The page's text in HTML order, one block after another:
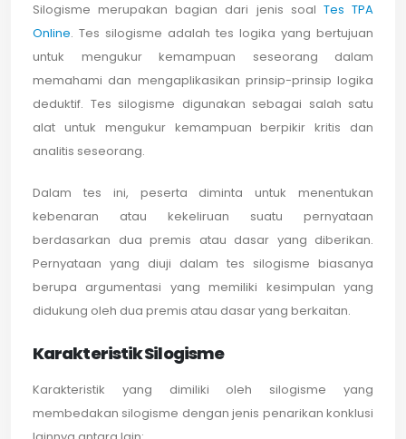
Silogisme merupakan bagian dari jenis soal Tes TPA
Online. Tes silogisme adalah tes logika yang bertujuan
untuk mengukur kemampuan seseorang dalam
memahami dan mengaplikasikan prinsip-prinsip logika
deduktif. Tes silogisme digunakan sebagai salah satu
alat untuk mengukur kemampuan berpikir kritis dan
analitis seseorang.
Dalam tes ini, peserta diminta untuk menentukan
kebenaran atau kekeliruan suatu pernyataan
berdasarkan dua premis atau dasar yang diberikan.
Pernyataan yang diuji dalam tes silogisme biasanya
berupa argumentasi yang memiliki kesimpulan yang
didukung oleh dua premis atau dasar yang berkaitan.
Karakteristik Silogisme
Karakteristik yang dimiliki oleh silogisme yang
membedakan silogisme dengan jenis penarikan konklusi